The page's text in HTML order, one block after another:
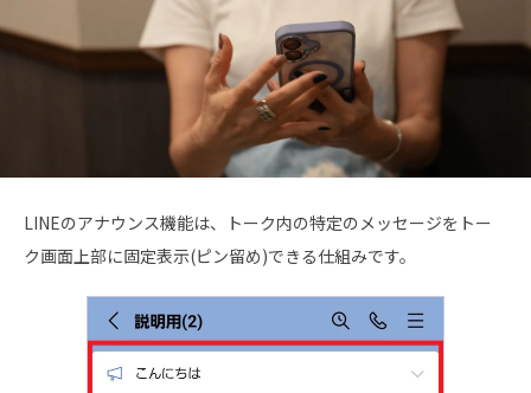
LINEのアナウンス機能は、トーク内の特定のメッセージをトー
ク画面上部に固定表示(ピン留め)できる仕組みです。